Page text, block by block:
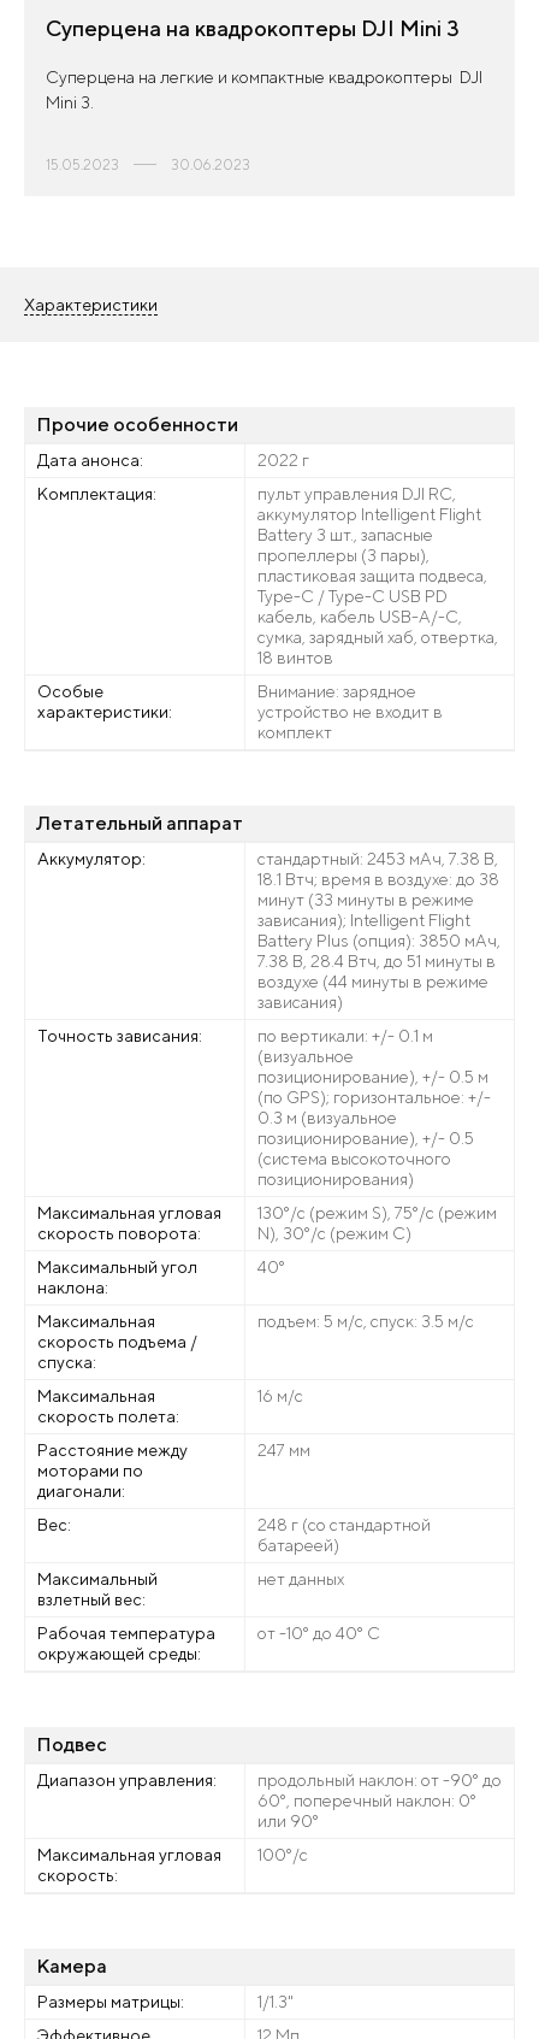
Суперцена на квадрокоптеры DJI Mini 3
Суперцена на легкие и компактные квадрокоптеры DJI
Mini 3.
15.05.2023 30.06.2023
Характеристики
Прочие особенности
Дата анонса:
2022 г
Комплектация:
пульт управления DJI RC,
аккумулятор Intelligent Flight
Battery 3 шт., запасные
пропеллеры (3 пары),
пластиковая защита подвеса,
Type-C / Type-C USB PD
кабель, кабель USB-A/-C,
сумка, зарядный хаб, отвертка,
18 винтов
Особые
характеристики:
Внимание: зарядное
устройство не входит в
комплект
Летательный аппарат
Аккумулятор:
стандартный: 2453 мАч, 7.38 В,
18.1 Втч; время в воздухе: до 38
минут (33 минуты в режиме
зависания); Intelligent Flight
Battery Plus (опция): 3850 мАч,
7.38 В, 28.4 Втч, до 51 минуты в
воздухе (44 минуты в режиме
зависания)
Точность зависания:
по вертикали: +/- 0.1 м
(визуальное
позиционирование), +/- 0.5 м
(по GPS); горизонтальное: +/-
0.3 м (визуальное
позиционирование), +/- 0.5
(система высокоточного
позиционирования)
Максимальная угловая
скорость поворота:
130°/с (режим S), 75°/c (режим
N), 30°/с (режим С)
Максимальный угол
наклона:
40°
Максимальная
скорость подъема /
спуска:
подъем: 5 м/с, спуск: 3.5 м/с
Максимальная
скорость полета:
16 м/с
Расстояние между
моторами по
диагонали:
247 мм
Вес:
248 г (со стандартной
батареей)
Максимальный
взлетный вес:
нет данных
Рабочая температура
окружающей среды:
от -10° до 40° C
Подвес
Диапазон управления:
продольный наклон: от -90° до
60°, поперечный наклон: 0°
или 90°
Максимальная угловая
скорость:
100°/с
Камера
Размеры матрицы:
1/1.3"